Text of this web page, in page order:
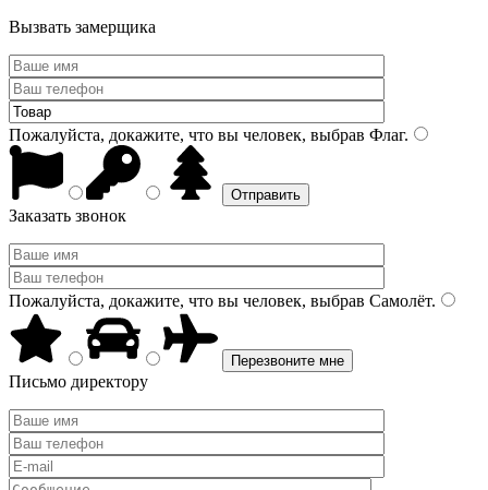
Вызвать замерщика
Пожалуйста, докажите, что вы человек, выбрав Флаг.
Заказать звонок
Пожалуйста, докажите, что вы человек, выбрав Самолёт.
Письмо директору